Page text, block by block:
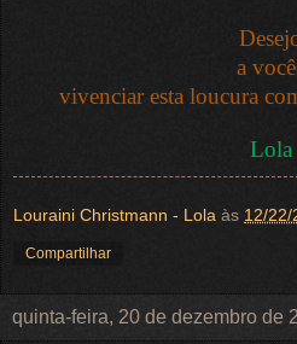
a
vivenciar esta loucura
Lola
Louraini Christmann - Lola às 12/22/
Compartilhar
quinta-feira, 20 de dezembro de